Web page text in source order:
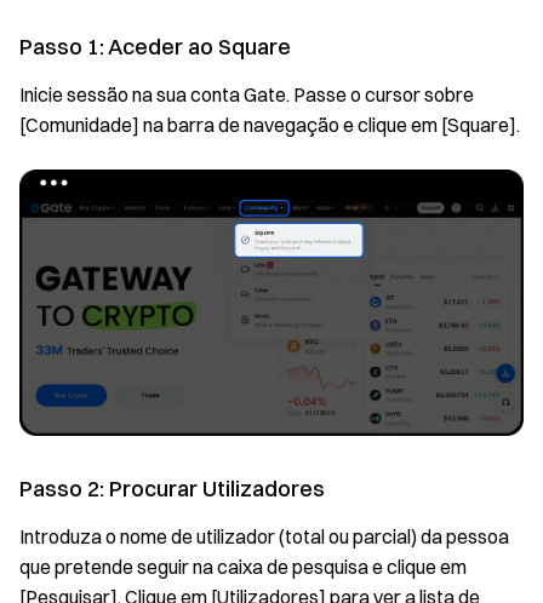
Passo 1: Aceder ao Square
Inicie sessão na sua conta Gate. Passe o cursor sobre
[Comunidade] na barra de navegação e clique em [Square].
Passo 2: Procurar Utilizadores
Introduza o nome de utilizador (total ou parcial) da pessoa
que pretende seguir na caixa de pesquisa e clique em
[Pesquisar]. Clique em [Utilizadores] para ver a lista de